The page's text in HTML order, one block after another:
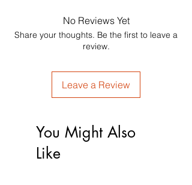
No Reviews Yet
Share your thoughts. Be the first to leave a
review.
Leave a Review
You Might Also
Like